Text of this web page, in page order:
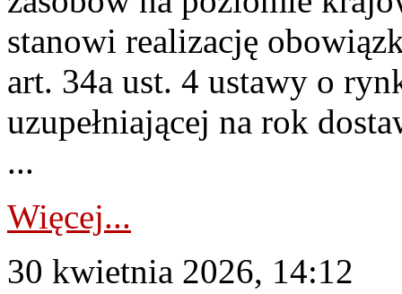
stanowi realizację
art. 34a ust. 4 ustawy o
uzupełniającej na rok
...
Więcej...
30 kwietnia 2026, 14:12